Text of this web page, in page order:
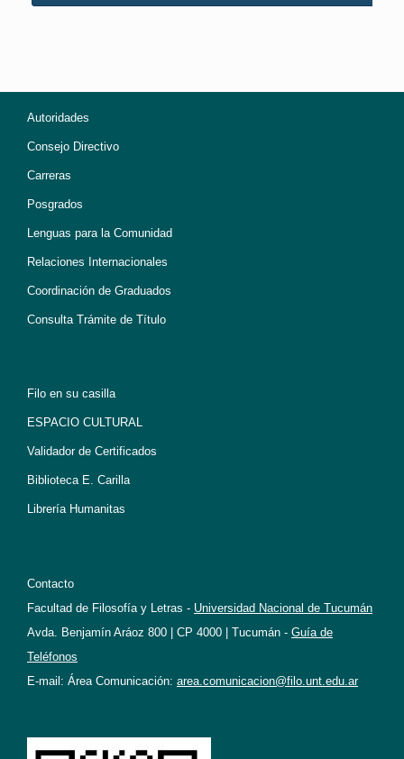
Autoridades
Consejo Directivo
Carreras
Posgrados
Lenguas para la Comunidad
Relaciones Internacionales
Coordinación de Graduados
Consulta Trámite de Título
Filo en su casilla
ESPACIO CULTURAL
Validador de Certificados
Biblioteca E. Carilla
Librería Humanitas
Contacto
Facultad de Filosofía y Letras - Universidad Nacional de Tucumán
Avda. Benjamín Aráoz 800 | CP 4000 | Tucumán - Guía de
Teléfonos
E-mail: Área Comunicación: area.comunicacion@filo.unt.edu.ar